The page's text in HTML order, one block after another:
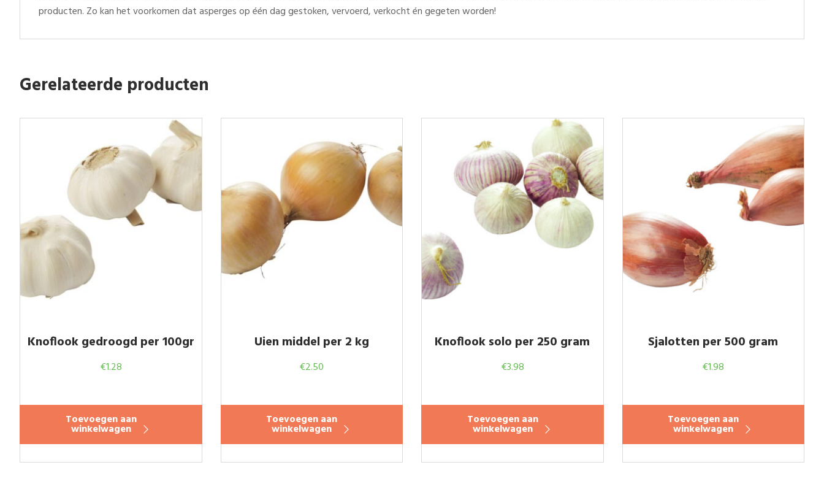
producten. Zo kan het voorkomen dat asperges op één dag gestoken, vervoerd, verkocht én gegeten worden!
Gerelateerde producten
Knoflook gedroogd per 100gr
€1.28
Toevoegen aan
winkelwagen
Uien middel per 2 kg
€2.50
Toevoegen aan
winkelwagen
Knoflook solo per 250 gram
€3.98
Toevoegen aan
winkelwagen
Sjalotten per 500 gram
€1.98
Toevoegen aan
winkelwagen